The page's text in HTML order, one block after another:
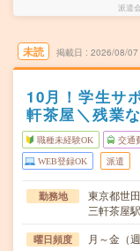
派遣
未読 掲載日 2026/08/07
10月！学生サ
軒茶屋＼残業
職種未経験OK 交通
WEB登録OK 派遣
勤務地
東京都世
三軒茶屋
曜日頻度 月～金（